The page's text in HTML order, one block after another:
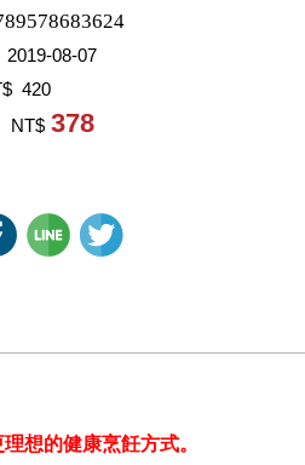
2019-08-07
420
NT$ 378
想的健康烹飪方式。